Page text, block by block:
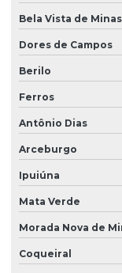
Bela Vista de Minas
Dores de Campos
Berilo
Ferros
Antônio Dias
Arceburgo
Ipuiúna
Mata Verde
Morada Nova de
Coqueiral